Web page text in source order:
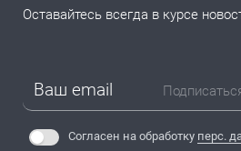
Оставайтесь всегда в курсе
Согласен на обработку перс.